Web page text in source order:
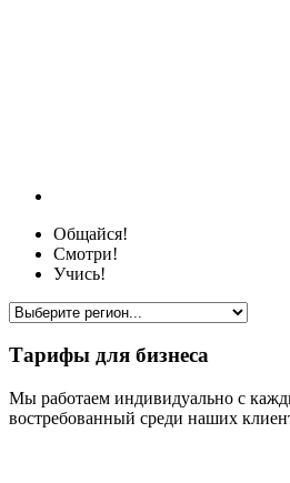
Общайся!
Смотри!
Учись!
Тарифы для бизнеса
Мы работаем индивидуально с
востребованный среди наших